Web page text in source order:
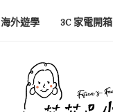
海外遊學 3C 家電開箱